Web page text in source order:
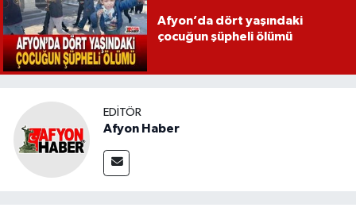
Afyon’da dört yaşındaki
çocuğun şüpheli ölümü
EDITÖR
Afyon Haber